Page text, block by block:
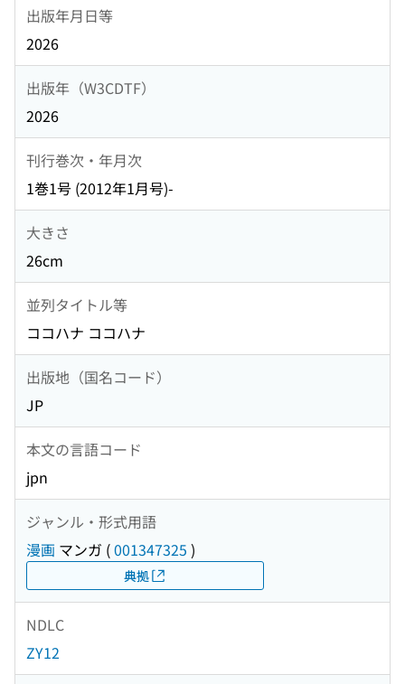
出版年月日等
2026
出版年（W3CDTF）
2026
刊行巻次・年月次
1巻1号 (2012年1月号)-
大きさ
26cm
並列タイトル等
ココハナ ココハナ
出版地（国名コード）
JP
本文の言語コード
jpn
ジャンル・形式用語
漫画 マンガ (001347325 )
典拠
NDLC
ZY12